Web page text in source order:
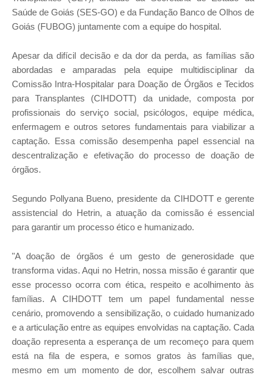
Saúde de Goiás (SES-GO) e da Fundação Banco de Olhos de
Goiás (FUBOG) juntamente com a equipe do hospital.
Apesar da difícil decisão e da dor da perda, as famílias são
abordadas e amparadas pela equipe multidisciplinar da
Comissão Intra-Hospitalar para Doação de Órgãos e Tecidos
para Transplantes (CIHDOTT) da unidade, composta por
profissionais do serviço social, psicólogos, equipe médica,
enfermagem e outros setores fundamentais para viabilizar a
captação. Essa comissão desempenha papel essencial na
descentralização e efetivação do processo de doação de
órgãos.
Segundo Pollyana Bueno, presidente da CIHDOTT e gerente
assistencial do Hetrin, a atuação da comissão é essencial
para garantir um processo ético e humanizado.
"A doação de órgãos é um gesto de generosidade que
transforma vidas. Aqui no Hetrin, nossa missão é garantir que
esse processo ocorra com ética, respeito e acolhimento às
famílias. A CIHDOTT tem um papel fundamental nesse
cenário, promovendo a sensibilização, o cuidado humanizado
e a articulação entre as equipes envolvidas na captação. Cada
doação representa a esperança de um recomeço para quem
está na fila de espera, e somos gratos às famílias que,
mesmo em um momento de dor, escolhem salvar outras